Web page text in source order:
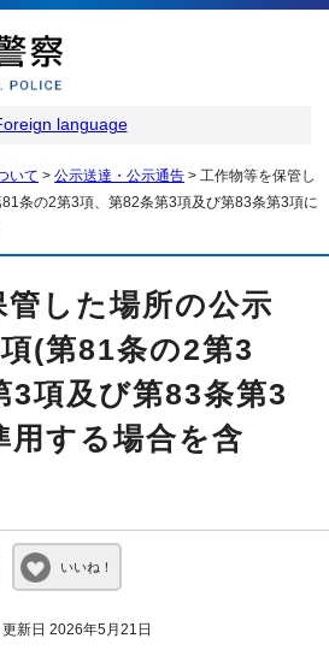
language
いて > 公示送達・公示通告 > 工作物等を保管し
条の2第3項、第82条第3項及び第83条第3項に
した場所の公示
項(第81条の2第3
3項及び第83条第3
用する場合を含
いいね！
新日 2026年5月21日